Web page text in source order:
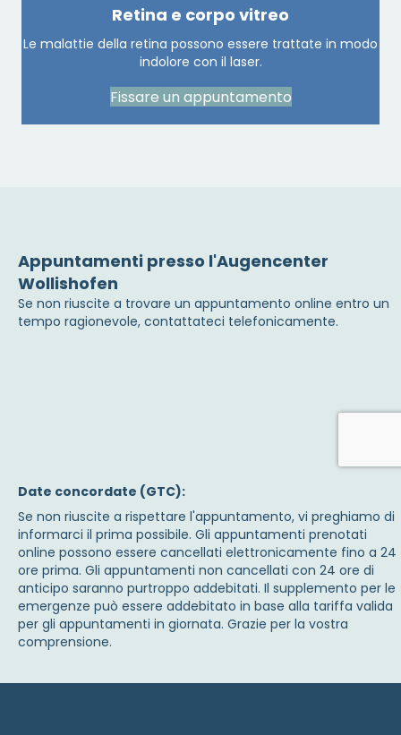
Retina e corpo vitreo
Le malattie della retina possono essere trattate in modo
indolore con il laser.
Fissare un appuntamento
Appuntamenti presso l'Augencenter
Wollishofen
Se non riuscite a trovare un appuntamento online entro un
tempo ragionevole, contattateci telefonicamente.
Date concordate (GTC):
Se non riuscite a rispettare l'appuntamento, vi preghiamo di
informarci il prima possibile. Gli appuntamenti prenotati
online possono essere cancellati elettronicamente fino a 24
ore prima. Gli appuntamenti non cancellati con 24 ore di
anticipo saranno purtroppo addebitati. Il supplemento per le
emergenze può essere addebitato in base alla tariffa valida
per gli appuntamenti in giornata. Grazie per la vostra
comprensione.